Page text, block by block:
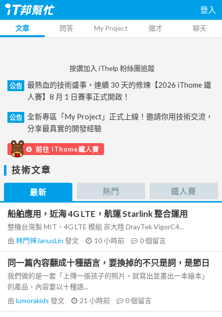
登入
文章 問答 My Project 徵才 聊天
按讚加入 iThelp 粉絲團追蹤
公告
最熱血的技術盛事，連續 30 天的修煉【2026 iThome 鐵
人賽】8 月 1 日賽事正式開啟！
公告
全新專區「My Project」正式上線！邀請你用技術交流，
分享最真實的開發經驗
前往 iThome鐵人賽
技術文章
最新 熱門 鐵人賽
船舶應用，近海 4G LTE，航運 Starlink 整合運用
整機台灣製 MIT，4G LTE 模組 非大陸 DrayTek VigorC4...
由 林門神JanusLin 發文 10 小時前 0個留言
同一篇內容翻成十種語言，要換掉的不只是詞，是節日
我們做的是一套「上傳一張孩子的照片，就寫出並畫出一本繪本」
的產品，內容要以十種語...
由 lumorakids 發文 21 小時前 0個留言